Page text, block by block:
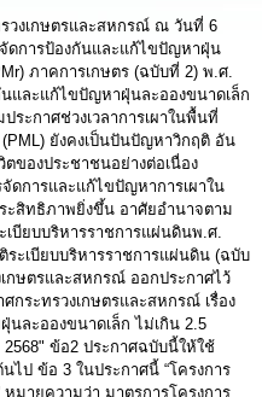
วงเกษตรและสหกรณ์ ณ วันที่ 6
ดการป้องกันและแก้ไขปัญหาฝุ่น
ภาคการเกษตร (ฉบับที่ 2) พ.ศ.
และแก้ไขปัญหาฝุ่นละอองขนาดเล็ก
ระกาศช่วงเวลาการเผาในพื้นที่
ยังคงเป็นปันปัญหาวิกฤติ อัน
ของประชาชนอย่างต่อเนื่อง
ดการและแก้ไขปัญหาการเผาใน
ะสิทธิภาพยิ่งขึ้น อาศัยอำนาจตาม
บียบบริหารราชการแผ่นดินพ.ศ.
ะเบียบบริหารราชการแผ่นดิน (ฉบับ
กษตรและสหกรณ์ ออกประกาศไว้
กระทรวงเกษตรและสหกรณ์ เรื่อง
นละอองขนาดเล็ก ไม่เกิน 2.5
ข้อ2 ประกาศฉบับนี้ให้ใช้
ไป ข้อ 3 ในประกาศนี้ “โครงการ
มายความว่า มาตรการโครงการ